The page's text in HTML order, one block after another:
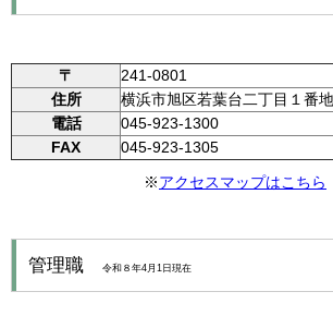
〒
241-0801
住所
横浜市旭区若葉台二丁目１番
電話
045-923-1300
FAX
045-923-1305
※アクセスマップはこちら
管理職 令和８年4月1日現在